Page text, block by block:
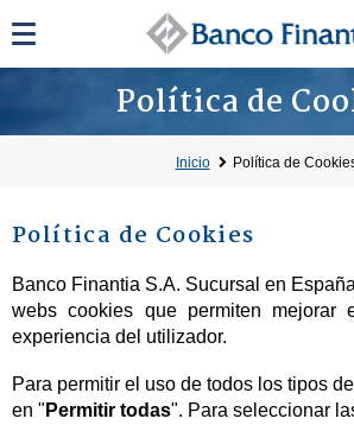
Política de
Inicio Política de
Política de Cookies
Banco Finantia S.A. Sucursal en
webs cookies que permiten mejorar
experiencia del utilizador.
Para permitir el uso de todos los tipos
en " Permitir todas". Para seleccionar